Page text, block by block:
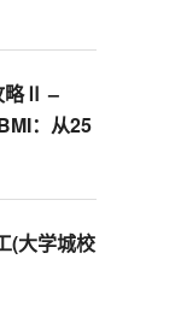
略Ⅱ –
：从25
(大学城校